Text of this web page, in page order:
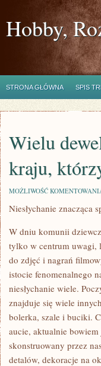
Hobby,
STRONA GŁÓWNA SPIS
Wielu
kraju,
MOŻLIWOŚĆ
Niesłychanie znacząca
W dniu komunii
tylko w centrum uwagi,
do zdjęć i nagrań
istocie fenomenalnego
niesłychanie wiele.
znajduje się wiele
bolerka, szale i buciki.
aucie, aktualnie
skonstruowany przez
detalów, dekoracje na